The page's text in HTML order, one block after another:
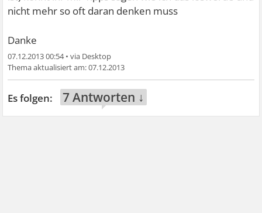
nicht mehr so oft daran denken muss
Danke
07.12.2013 00:54•
07.12.2013
7 Antworten ↓